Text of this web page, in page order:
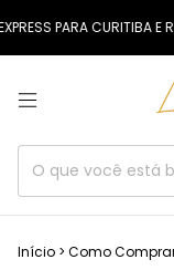
PARA CURITIBA E
Início > Como